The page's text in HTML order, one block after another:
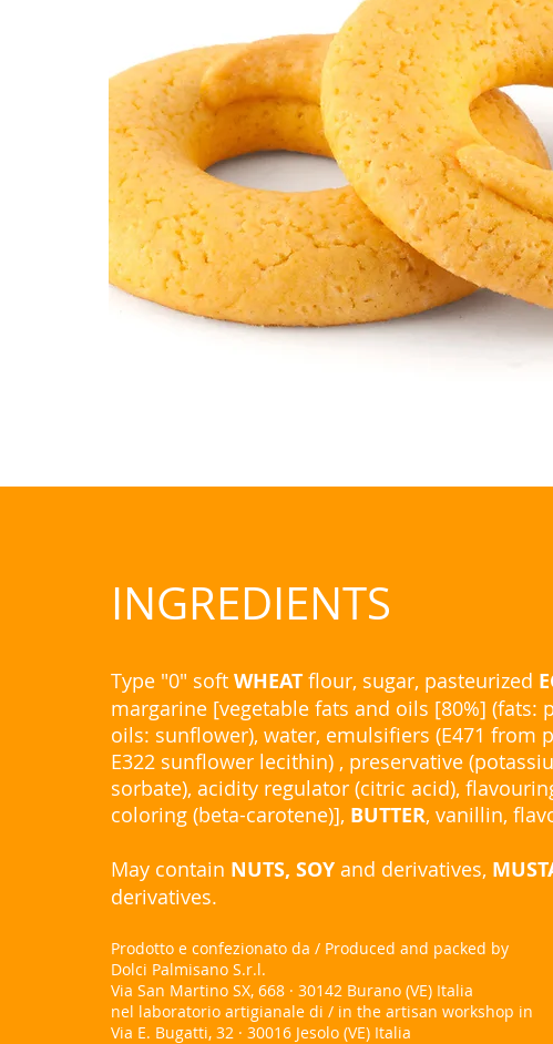
INGREDIENTS
Type "0" soft WHEAT flour, sugar, pasteurized
margarine [vegetable fats and oils [80%] (fats:
oils: sunflower), water, emulsifiers (E471 from
E322 sunflower lecithin) , preservative
sorbate), acidity regulator (citric acid),
coloring (beta-carotene)], BUTTER, vanillin,
May contain NUTS, SOY and derivatives,
derivatives.
Prodotto e confezionato da / Produced and packed by
Dolci Palmisano S.r.l.
Via San Martino SX, 668 · 30142 Burano (VE) Italia
nel laboratorio artigianale di / in the artisan workshop in
Via E. Bugatti, 32 · 30016 Jesolo (VE) Italia